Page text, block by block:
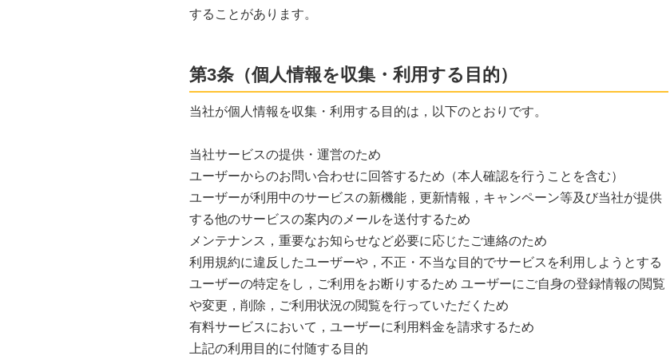
することがあります。
第3条（個人情報を収集・利用する目的）
当社が個人情報を収集・利用する目的は，以下のとおりです。
当社サービスの提供・運営のため
ユーザーからのお問い合わせに回答するため（本人確認を行うことを含む）
ユーザーが利用中のサービスの新機能，更新情報，キャンペーン等及び当社が提供
する他のサービスの案内のメールを送付するため
メンテナンス，重要なお知らせなど必要に応じたご連絡のため
利用規約に違反したユーザーや，不正・不当な目的でサービスを利用しようとする
ユーザーの特定をし，ご利用をお断りするため ユーザーにご自身の登録情報の閲覧
や変更，削除，ご利用状況の閲覧を行っていただくため
有料サービスにおいて，ユーザーに利用料金を請求するため
上記の利用目的に付随する目的